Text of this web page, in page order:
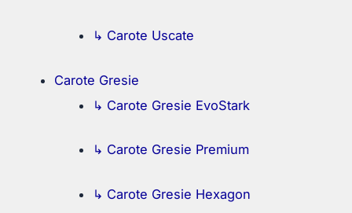
↳ Carote Uscate
Carote Gresie
↳ Carote Gresie EvoStark
↳ Carote Gresie Premium
↳ Carote Gresie Hexagon